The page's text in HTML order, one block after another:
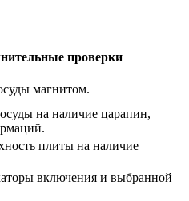
проверки
магнитом.
на наличие царапин,
плиты на наличие
включения и выбранной